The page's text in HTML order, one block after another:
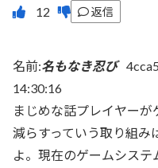
返信
名前:名もなき忍び
14:30:16
まじめな話プレイヤー
減らすっていう取り組み
よ。現在のゲームシス